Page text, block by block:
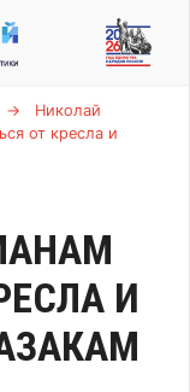
→
Николай
от кресла и
И